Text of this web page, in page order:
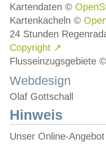
Kartendaten ©
Kartenkacheln ©
24 Stunden
Copyright ↗
Flusseinzugsgebiete
Webdesign
Olaf Gottschall
Hinweis
Unser Online-